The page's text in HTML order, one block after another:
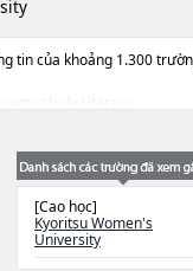
tin của khoảng 1.300
[Cao học]
Kyoritsu Women's
University